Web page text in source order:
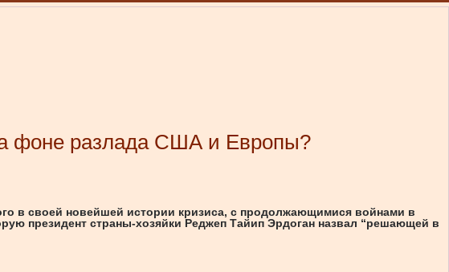
фоне разлада США и Европы?
в своей новейшей истории кризиса, с продолжающимися войнами в
президент страны-хозяйки Реджеп Тайип Эрдоган назвал “решающей в